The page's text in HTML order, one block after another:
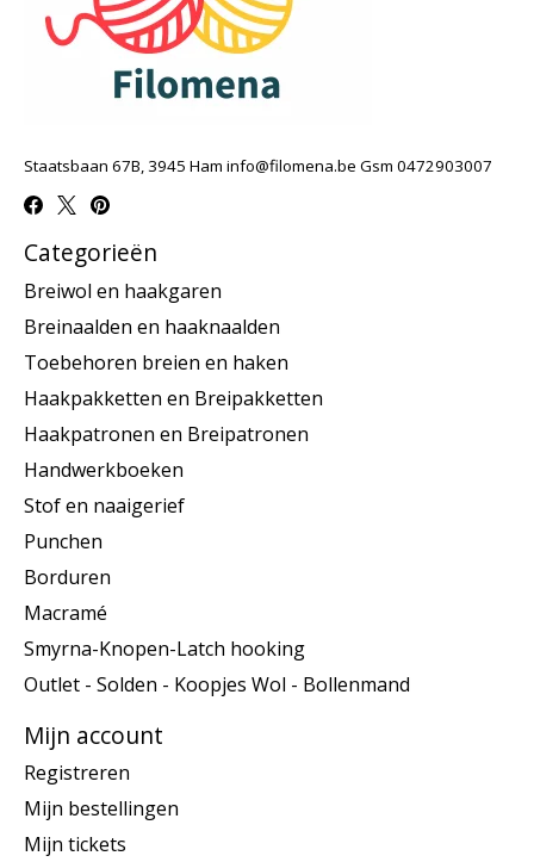
Staatsbaan 67B, 3945 Ham info@filomena.be Gsm 0472903007
Categorieën
Breiwol en haakgaren
Breinaalden en haaknaalden
Toebehoren breien en haken
Haakpakketten en Breipakketten
Haakpatronen en Breipatronen
Handwerkboeken
Stof en naaigerief
Punchen
Borduren
Macramé
Smyrna-Knopen-Latch hooking
Outlet - Solden - Koopjes Wol - Bollenmand
Mijn account
Registreren
Mijn bestellingen
Mijn tickets